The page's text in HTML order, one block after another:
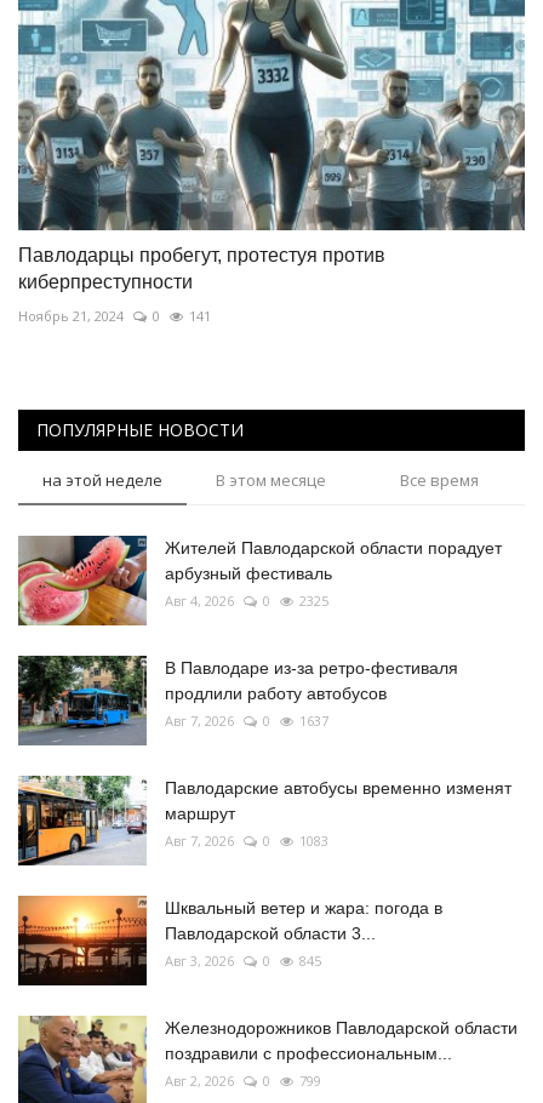
Павлодарцы пробегут, протестуя против
киберпреступности
Ноябрь 21, 2024 0 141
ПОПУЛЯРНЫЕ НОВОСТИ
на этой неделе В этом месяце Все время
Жителей Павлодарской области порадует
арбузный фестиваль
Авг 4, 2026 0 2325
В Павлодаре из-за ретро-фестиваля
продлили работу автобусов
Авг 7, 2026 0 1637
Павлодарские автобусы временно изменят
маршрут
Авг 7, 2026 0 1083
Шквальный ветер и жара: погода в
Павлодарской области 3...
Авг 3, 2026 0 845
Железнодорожников Павлодарской области
поздравили с профессиональным...
Авг 2, 2026 0 799